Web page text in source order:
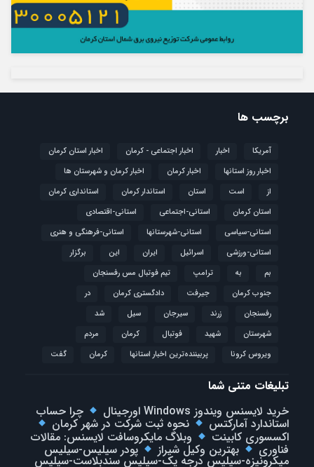
برچسب ها
آمریکا اخبار اخبار اجتماعی - کرمان
اخبار استان کرمان
اخبار روز استانها
اخبار کرمان
اخبار کرمان و شهرستان ها
از
است استان استاندار کرمان
استانداری کرمان
استان کرمان
استانی-اجتماعی
استانی-اقتصادی
استانی-سیاسی
استانی-شهرستانها
استانی-فرهنگی و هنری
استانی-ورزشی
اسرائیل ایران این
برگزار
بم
به ترامپ
تیم فوتبال مس رفسنجان
جنوب کرمان
جیرفت دادگستری کرمان
در
رفسنجان
زرند سیرجان سیل
شد
شهرستان
شهید فوتبال كرمان
مردم
ویروس کرونا
پربیننده‌ترین اخبار استانها کرمان گفت
تبلیغات متنی شما
خرید لایسنس ویندوز Windows اورجینال
چرا حساب
استاندارد آمارکتس نحوه ثبت شرکت در شهر کرمان
اکسسوری کابینت وبلاگ مایکروسافت لایسنس: مقالات
فناوری بهترین وکیل شیراز پودر سیلیس-سیلیس
میکرونیزه-سیلیس درجه یک-سیلیس سندبلاست-سیلیس